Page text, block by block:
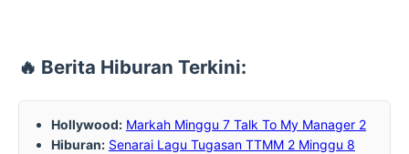
🔥 Berita Hiburan Terkini:
Hollywood: Markah Minggu 7 Talk To My Manager 2
Hiburan: Senarai Lagu Tugasan TTMM 2 Minggu 8